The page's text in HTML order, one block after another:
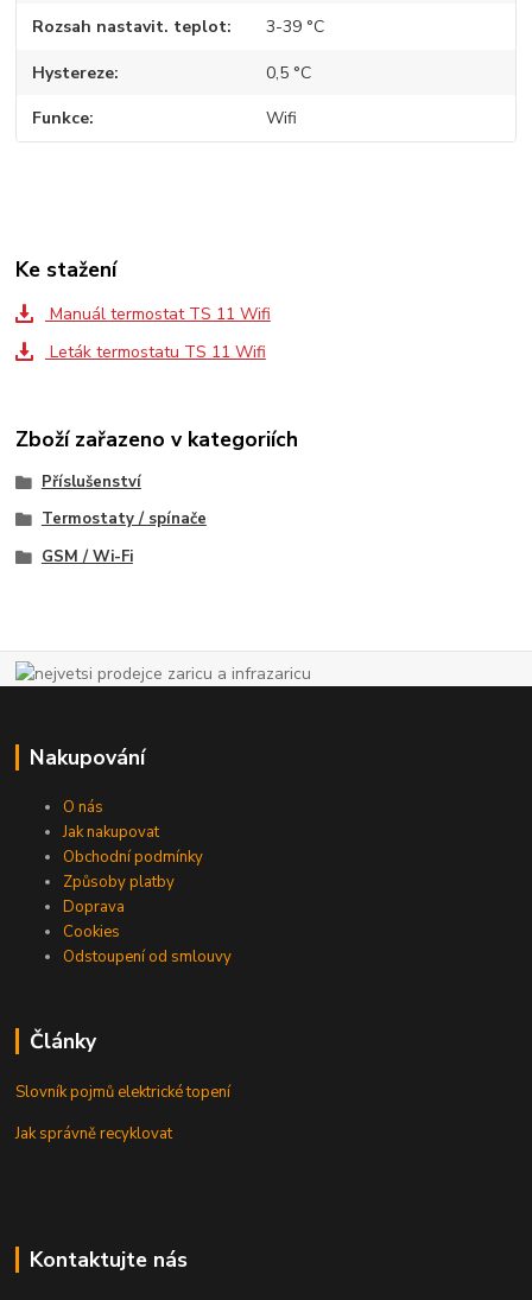
Rozsah nastavit. teplot 3-39 °C
Hystereze 0,5 °C
Funkce Wifi
Ke stažení
Manuál termostat TS 11 Wifi
Leták termostatu TS 11 Wifi
Zboží zařazeno v kategoriích
Příslušenství
Termostaty / spínače
GSM / Wi-Fi
Nakupování
O nás
Jak nakupovat
Obchodní podmínky
Způsoby platby
Doprava
Cookies
Odstoupení od smlouvy
Články
Slovník pojmů elektrické topení
Jak správně recyklovat
Kontaktujte nás